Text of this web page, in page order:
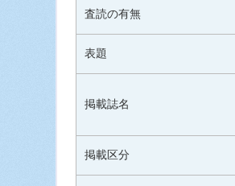
査読の有無
表題
掲載誌名
掲載区分